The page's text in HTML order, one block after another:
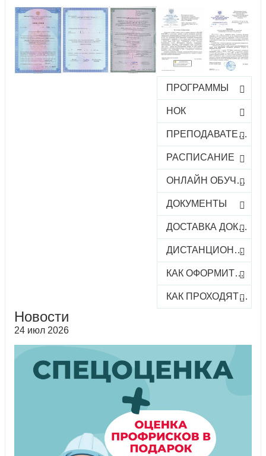
ПРОГРАММЫ
НОК
ПРЕПОДАВАТЕЛИ
РАСПИСАНИЕ
ОНЛАЙН ОБУЧЕНИЕ
ДОКУМЕНТЫ
ДОСТАВКА ДОКУМЕНТОВ
ДИСТАНЦИОННОЕ ОБУЧЕНИЕ
КАК ОФОРМИТЬ ЗАКАЗ КУРСА
КАК ПРОХОДЯТ ОНЛАЙН-КУРСЫ
Новости
24 июл 2026